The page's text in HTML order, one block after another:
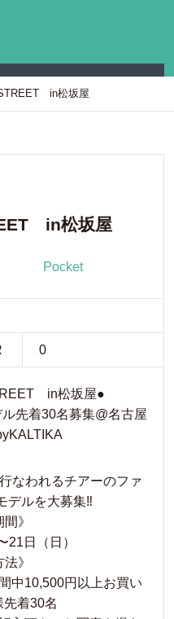
in松坂屋
in松坂屋
Pocket
0
in松坂屋●
先着30名募集@名古屋
なわれるチアーのファ
デルを大募集‼
間》
21日（日）
法》
中10,500円以上お買い
先着30名